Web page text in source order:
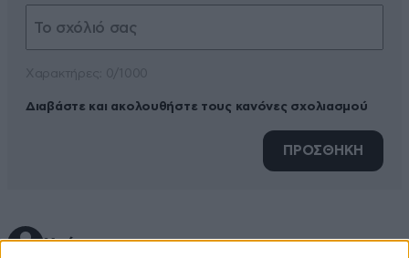
Διαβάστε και ακολουθήστε τους κανόνες σχολιασμού
ΠΡΟΣΘΗΚΗ
Χρήστος 31·07·2015 14:52